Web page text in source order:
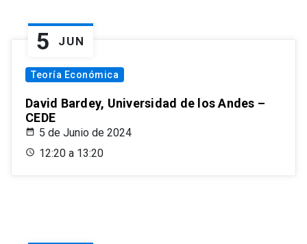
5 JUN
Teoría Económica
David Bardey, Universidad de los Andes –
CEDE
5 de Junio de 2024
12:20 a 13:20